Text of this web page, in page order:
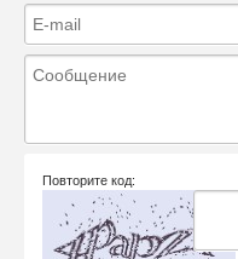
Повторите код: